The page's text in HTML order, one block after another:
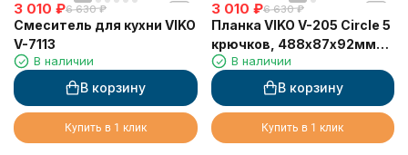
3 010 ₽6 630 ₽
Смеситель для кухни VIKO
V-7113
В наличии
В корзину
Купить в 1 клик
3 010 ₽6 630 ₽
Планка VIKO V-205 Circle 5
крючков, 488х87х92мм
(металл), хром
В наличии
В корзину
Купить в 1 клик